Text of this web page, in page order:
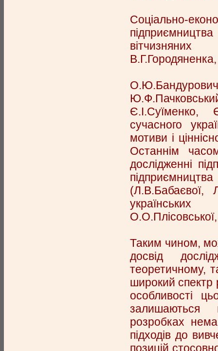
Соціально-
Є.І.Суїменко,
сучасного
мотиви і
Останнім
дослідженні
(Л.В.Бабаєвої,
Таким чином,
досвід
теоретичному,
широкий спектр
особливості
залишаються
розробках
підходів до
позицій